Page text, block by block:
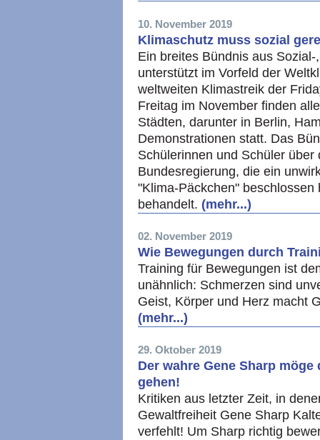
10. November 2019
Klimaschutz muss sozial
Ein breites Bündnis aus
unterstützt im Vorfeld der
weltweiten Klimastreik der
Freitag im November finden
Städten, darunter in Berlin,
Demonstrationen statt. Das
Schülerinnen und Schüler
Bundesregierung, die ein
"Klima-Päckchen"
behandelt. (mehr...)
02. November 2019
Wie Bewegungen durch
Training für Bewegungen ist
unähnlich: Schmerzen sind
Geist, Körper und Herz macht
(mehr...)
29. Oktober 2019
Der wahre Gene Sharp
gehen!
Kritiken aus letzter Zeit, in
Gewaltfreiheit Gene Sharp
verfehlt! Um Sharp richtig